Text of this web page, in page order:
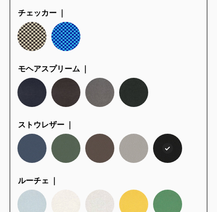
チェッカー ｜
モヘアスプリーム ｜
ストウレザー ｜
ルーチェ ｜